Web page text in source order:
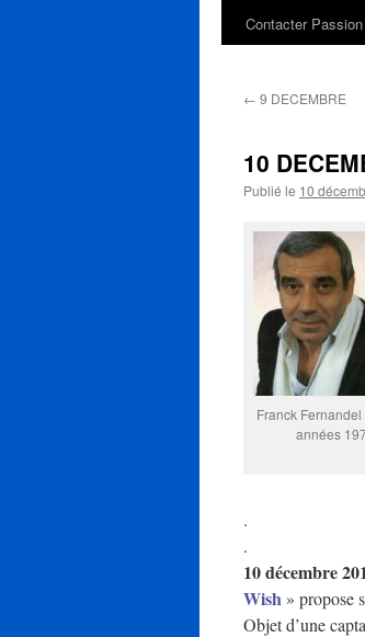
Contacter
← 9 DECEMBRE
10
Publié le 10
Franck
années
.
.
10 décembre
Wish » propose
Objet d’une